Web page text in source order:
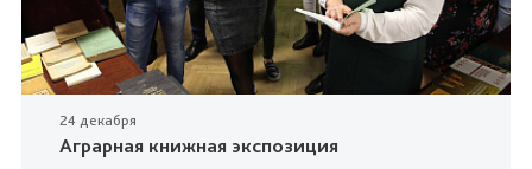
24 декабря
Аграрная книжная экспозиция